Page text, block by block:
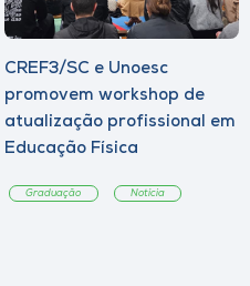
CREF3/SC e Unoesc
promovem workshop de
atualização profissional em
Educação Física
Graduação Notícia